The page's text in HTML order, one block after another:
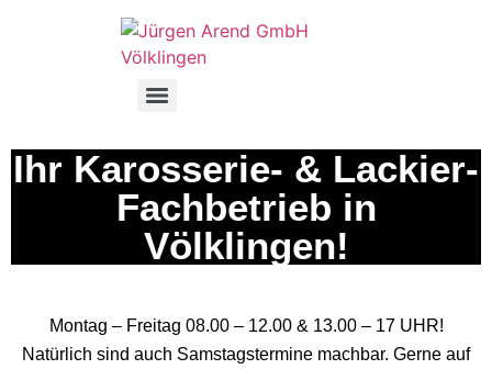
Ihr Karosserie- & Lackier-
Fachbetrieb in
Völklingen!
Montag – Freitag 08.00 – 12.00 & 13.00 – 17 UHR!
Natürlich sind auch Samstagstermine machbar. Gerne auf